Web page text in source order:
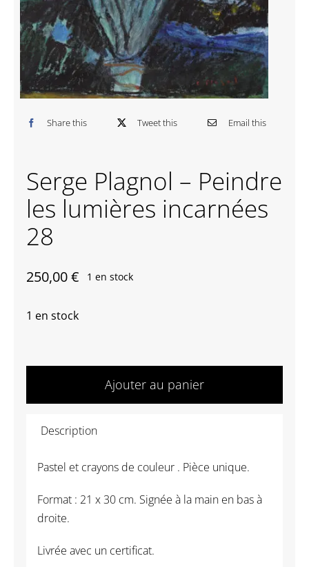
Area revue)s(
Area antic
Contactez-nous
Share this Tweet this Email this
Serge Plagnol – Peindre
les lumières incarnées
28
250,00€ 1 en stock
1 en stock
de
les
lumières
incarnées
Ajouter au panier
Description
Pastel et crayons de couleur . Pièce unique.
Format : 21 x 30 cm. Signée à la main en bas à
droite.
Livrée avec un certificat.